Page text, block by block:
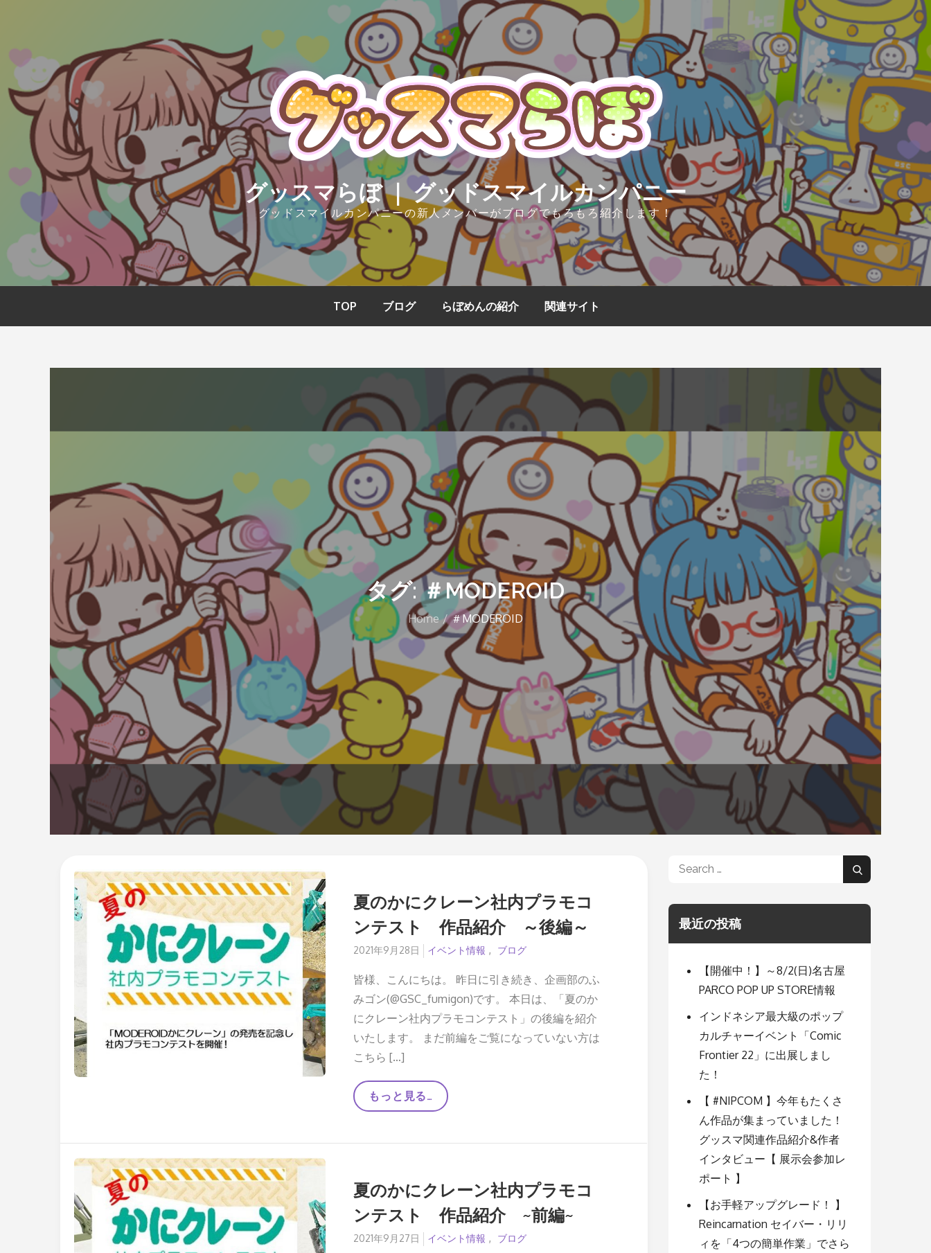
content
グッスマらぼ ｜ グッドスマイルカンパニー
グッドスマイルカンパニーの新人メンバーがブログでもろもろ紹介します！
TOP ブログ らぼめんの紹介 関連サイト
タグ: ＃MODEROID
Home ＃MODEROID
夏のかにクレーン社内プラモコ
ンテスト 作品紹介 ～後編～
Posted
2021年9月28日 イベント情報 ブログ
皆様、こんにちは。 昨日に引き続き、企画部のふ
みゴン(@GSC_fumigon)です。 本日は、「夏のか
にクレーン社内プラモコンテスト」の後編を紹介
いたします。 まだ前編をご覧になっていない方は
こちら […]
夏
の
ク
社
内
プ
ラ
モ
もっと見る…
夏のかにクレーン社内プラモコ
ンテスト 作品紹介 ~前編~
Posted
2021年9月27日 イベント情報 ブログ
Search
Search
最近の投稿
【開催中！】～8/2(日)名古屋
PARCO POP UP STORE情報
インドネシア最大級のポップ
カルチャーイベント「Comic
Frontier 22」に出展しまし
た！
【 #NIPCOM 】今年もたくさ
ん作品が集まっていました！
グッスマ関連作品紹介&作者
インタビュー【 展示会参加レ
ポート 】
【お手軽アップグレード！ 】
Reincarnation セイバー・リリ
ィを「4つの簡単作業」でさら